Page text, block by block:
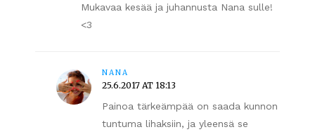
Mukavaa kesää ja juhannusta Nana sulle!
<3
NANA
25.6.2017 AT 18:13
Painoa tärkeämpää on saada kunnon
tuntuma lihaksiin, ja yleensä se